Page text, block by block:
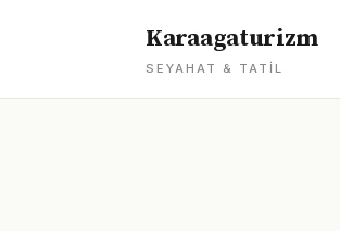
Karaagaturizm
SEYAHAT & TATIL